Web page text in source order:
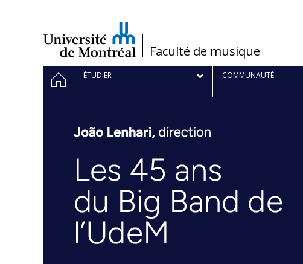
/Faculté de musique
Navigation
principale
ACCUEILÉTUDIER COMMUNAUTÉ